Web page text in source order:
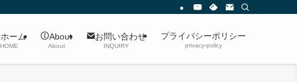
ホーム
HOME
About
About
お問い合わせ
INQUIRY
プライバシーポリシー
privacy-policy